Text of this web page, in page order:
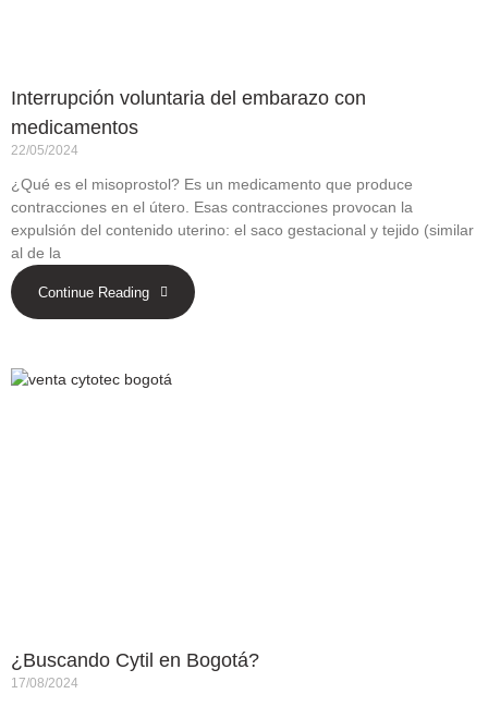
Interrupción voluntaria del embarazo con
medicamentos
22/05/2024
¿Qué es el misoprostol? Es un medicamento que produce
contracciones en el útero. Esas contracciones provocan la
expulsión del contenido uterino: el saco gestacional y tejido (similar
al de la
Continue Reading
¿Buscando Cytil en Bogotá?
17/08/2024